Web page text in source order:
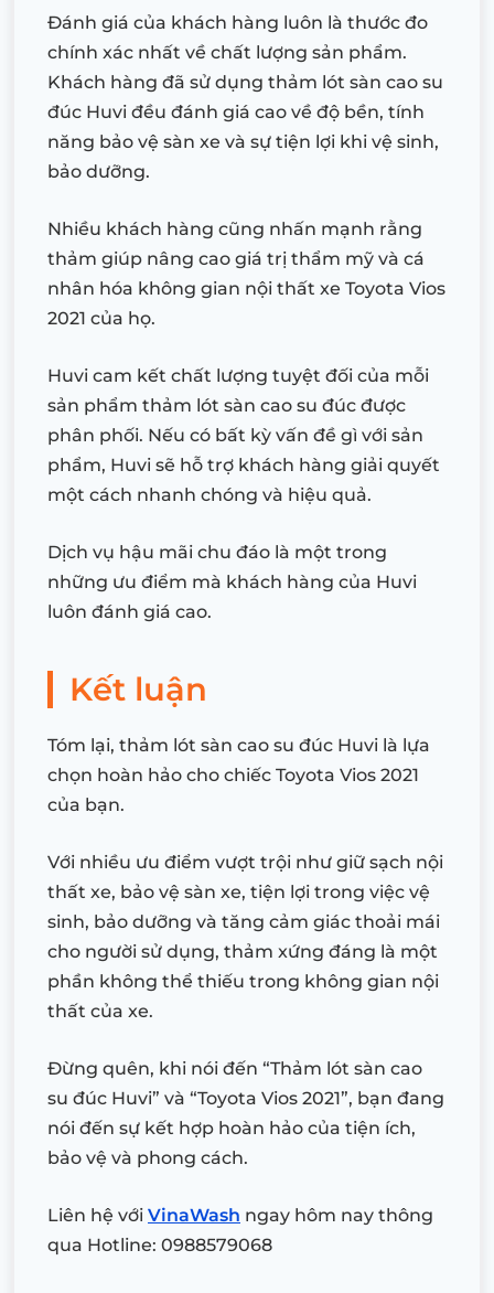
Đánh giá của khách hàng luôn là thước đo
chính xác nhất về chất lượng sản phẩm.
Khách hàng đã sử dụng thảm lót sàn cao su
đúc Huvi đều đánh giá cao về độ bền, tính
năng bảo vệ sàn xe và sự tiện lợi khi vệ sinh,
bảo dưỡng.
Nhiều khách hàng cũng nhấn mạnh rằng
thảm giúp nâng cao giá trị thẩm mỹ và cá
nhân hóa không gian nội thất xe Toyota Vios
2021 của họ.
Huvi cam kết chất lượng tuyệt đối của mỗi
sản phẩm thảm lót sàn cao su đúc được
phân phối. Nếu có bất kỳ vấn đề gì với sản
phẩm, Huvi sẽ hỗ trợ khách hàng giải quyết
một cách nhanh chóng và hiệu quả.
Dịch vụ hậu mãi chu đáo là một trong
những ưu điểm mà khách hàng của Huvi
luôn đánh giá cao.
Kết luận
Tóm lại, thảm lót sàn cao su đúc Huvi là lựa
chọn hoàn hảo cho chiếc Toyota Vios 2021
của bạn.
Với nhiều ưu điểm vượt trội như giữ sạch nội
thất xe, bảo vệ sàn xe, tiện lợi trong việc vệ
sinh, bảo dưỡng và tăng cảm giác thoải mái
cho người sử dụng, thảm xứng đáng là một
phần không thể thiếu trong không gian nội
thất của xe.
Đừng quên, khi nói đến “Thảm lót sàn cao
su đúc Huvi” và “Toyota Vios 2021”, bạn đang
nói đến sự kết hợp hoàn hảo của tiện ích,
bảo vệ và phong cách.
Liên hệ với VinaWash ngay hôm nay thông
qua Hotline: 0988579068